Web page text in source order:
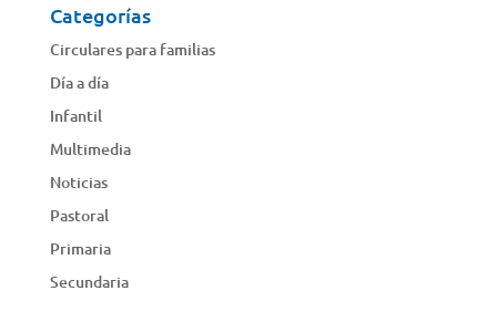
Categorías
Circulares para familias
Día a día
Infantil
Multimedia
Noticias
Pastoral
Primaria
Secundaria